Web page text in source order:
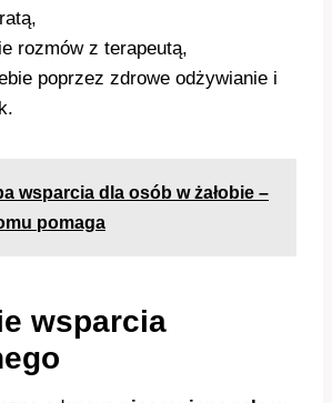
rozmów z terapeutą,
poprzez zdrowe odżywianie i
wsparcia dla osób w żałobie –
pomaga
wsparcia